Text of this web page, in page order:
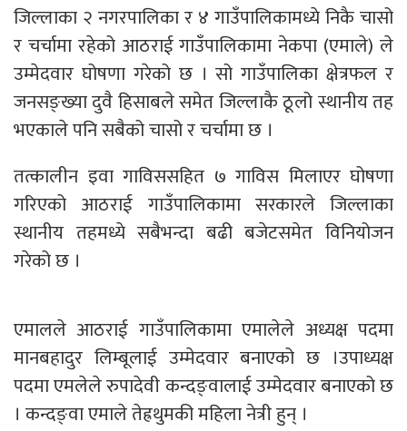
जिल्लाका २ नगरपालिका र ४ गाउँपालिकामध्ये निकै चासो
र चर्चामा रहेको आठराई गाउँपालिकामा नेकपा (एमाले) ले
उम्मेदवार घोषणा गरेको छ । सो गाउँपालिका क्षेत्रफल र
जनसङ्ख्या दुवै हिसाबले समेत जिल्लाकै ठूलो स्थानीय तह
भएकाले पनि सबैको चासो र चर्चामा छ ।
तत्कालीन इवा गाविससहित ७ गाविस मिलाएर घोषणा
गरिएको आठराई गाउँपालिकामा सरकारले जिल्लाका
स्थानीय तहमध्ये सबैभन्दा बढी बजेटसमेत विनियोजन
गरेको छ ।
एमालले आठराई गाउँपालिकामा एमालेले अध्यक्ष पदमा
मानबहादुर लिम्बूलाई उम्मेदवार बनाएको छ ।उपाध्यक्ष
पदमा एमलेले रुपादेवी कन्दङ्वालाई उम्मेदवार बनाएको छ
। कन्दङ्वा एमाले तेह्रथुमकी महिला नेत्री हुन् ।